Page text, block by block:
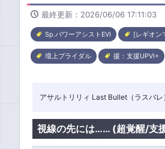
最終更新：2026/06/06 17:11:03
Sp.パワーアシストEVI [レギオン
壇上ブライダル 援：支援UPVI+
アサルトリリィ Last Bullet（ラスバ
視線の先には…… (超覚醒/支